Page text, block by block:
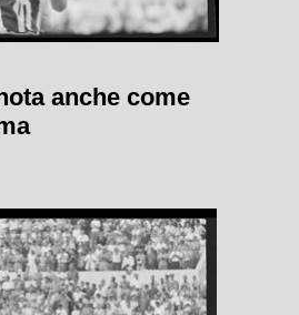
anche come